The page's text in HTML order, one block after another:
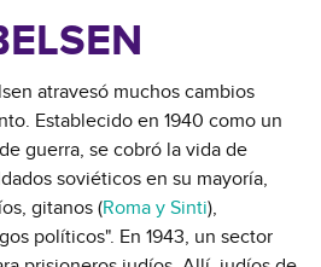
atravesó muchos cambios
Establecido en 1940 como un
guerra, se cobró la vida de
soviéticos en su mayoría,
gitanos (Roma y Sinti),
políticos". En 1943, un sector